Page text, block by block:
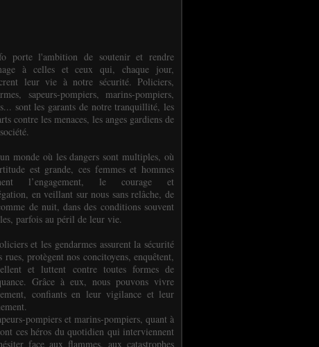
porte l'ambition de soutenir et rendre
à celles et ceux qui, chaque jour,
leur vie à notre sécurité. Policiers,
sapeurs-pompiers, marins-pompiers,
sont les garants de notre tranquillité, les
contre les menaces, les anges gardiens de
monde où les dangers sont multiples, où
est grande, ces femmes et hommes
l’engagement, le courage et
en veillant sur nous sans relâche, de
de nuit, dans des conditions souvent
parfois au péril de leur vie.
et les gendarmes assurent la sécurité
rues, protègent nos concitoyens, enquêtent,
et luttent contre toutes formes de
Grâce à eux, nous pouvons vivre
confiants en leur vigilance et leur
pompiers et marins-pompiers, quant à
ces héros du quotidien qui interviennent
face aux flammes, aux catastrophes